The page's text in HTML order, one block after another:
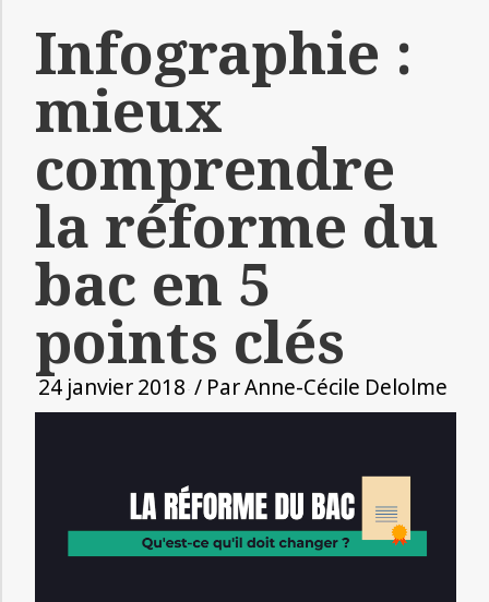
Infographie :
mieux
comprendre
la réforme du
bac en 5
points clés
24 janvier 2018 / ParAnne-Cécile Delolme